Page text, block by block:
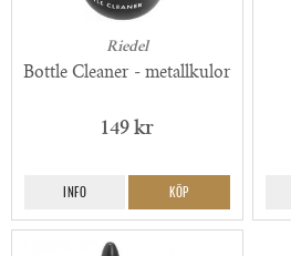
Riedel
Bottle Cleaner - metallkulor
149 kr
INFO KÖP